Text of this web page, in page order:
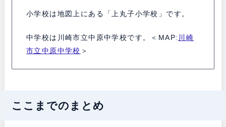
小学校は地図上にある「上丸子小学校」です。
中学校は川崎市立中原中学校です。＜MAP: 川崎
市立中原中学校 ＞
ここまでのまとめ